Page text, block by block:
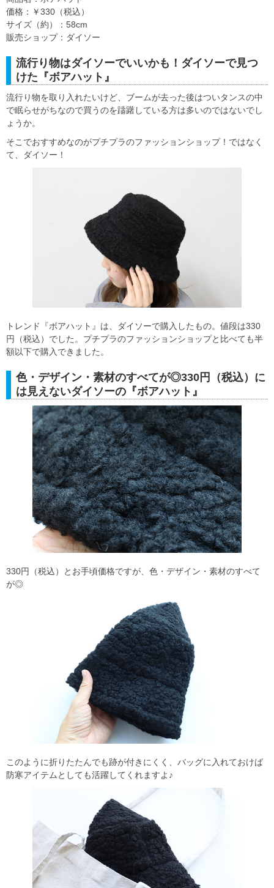
価格：￥330（税込）
サイズ（約）：58cm
販売ショップ：ダイソー
流行り物はダイソーでいいかも！ダイソーで見つ
けた『ボアハット』
流行り物を取り入れたいけど、ブームが去った後はついタンスの中
で眠らせがちなので買うのを躊躇している方は多いのではないでし
ょうか。
そこでおすすめなのがプチプラのファッションショップ！ではなく
て、ダイソー！
トレンド『ボアハット』は、ダイソーで購入したもの。値段は330
円（税込）でした。プチプラのファッションショップと比べても半
額以下で購入できました。
色・デザイン・素材のすべてが◎330円（税込）に
は見えないダイソーの『ボアハット』
330円（税込）とお手頃価格ですが、色・デザイン・素材のすべて
が◎
このように折りたたんでも跡が付きにくく、バッグに入れておけば
防寒アイテムとしても活躍してくれますよ♪